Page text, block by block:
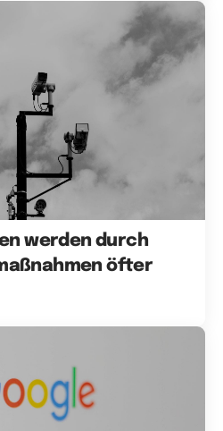
werden durch
öfter